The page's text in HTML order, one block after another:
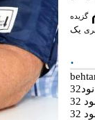
گزیده
یک
.
32